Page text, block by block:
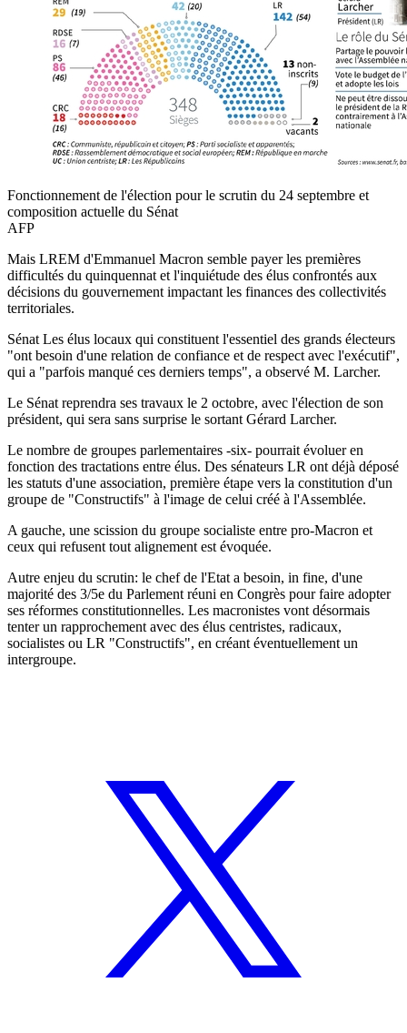
Fonctionnement de l'élection pour le scrutin du 24 septembre et
composition actuelle du Sénat
AFP
Mais LREM d'Emmanuel Macron semble payer les premières
difficultés du quinquennat et l'inquiétude des élus confrontés aux
décisions du gouvernement impactant les finances des collectivités
territoriales.
Sénat Les élus locaux qui constituent l'essentiel des grands électeurs
"ont besoin d'une relation de confiance et de respect avec l'exécutif",
qui a "parfois manqué ces derniers temps", a observé M. Larcher.
Le Sénat reprendra ses travaux le 2 octobre, avec l'élection de son
président, qui sera sans surprise le sortant Gérard Larcher.
Le nombre de groupes parlementaires -six- pourrait évoluer en
fonction des tractations entre élus. Des sénateurs LR ont déjà déposé
les statuts d'une association, première étape vers la constitution d'un
groupe de "Constructifs" à l'image de celui créé à l'Assemblée.
A gauche, une scission du groupe socialiste entre pro-Macron et
ceux qui refusent tout alignement est évoquée.
Autre enjeu du scrutin: le chef de l'Etat a besoin, in fine, d'une
majorité des 3/5e du Parlement réuni en Congrès pour faire adopter
ses réformes constitutionnelles. Les macronistes vont désormais
tenter un rapprochement avec des élus centristes, radicaux,
socialistes ou LR "Constructifs", en créant éventuellement un
intergroupe.